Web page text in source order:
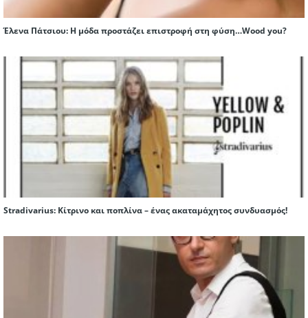
Έλενα Πάτσιου: Η μόδα προστάζει επιστροφή στη φύση…Wood you?
Stradivarius: Κίτρινο και ποπλίνα – ένας ακαταμάχητος συνδυασμός!